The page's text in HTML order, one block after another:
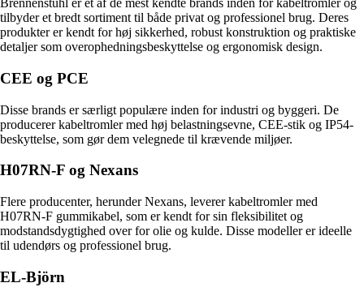
Brennenstuhl er et af de mest kendte brands inden for kabeltromler og
tilbyder et bredt sortiment til både privat og professionel brug. Deres
produkter er kendt for høj sikkerhed, robust konstruktion og praktiske
detaljer som overophedningsbeskyttelse og ergonomisk design.
CEE og PCE
Disse brands er særligt populære inden for industri og byggeri. De
producerer kabeltromler med høj belastningsevne, CEE-stik og IP54-
beskyttelse, som gør dem velegnede til krævende miljøer.
H07RN-F og Nexans
Flere producenter, herunder Nexans, leverer kabeltromler med
H07RN-F gummikabel, som er kendt for sin fleksibilitet og
modstandsdygtighed over for olie og kulde. Disse modeller er ideelle
til udendørs og professionel brug.
EL-Björn